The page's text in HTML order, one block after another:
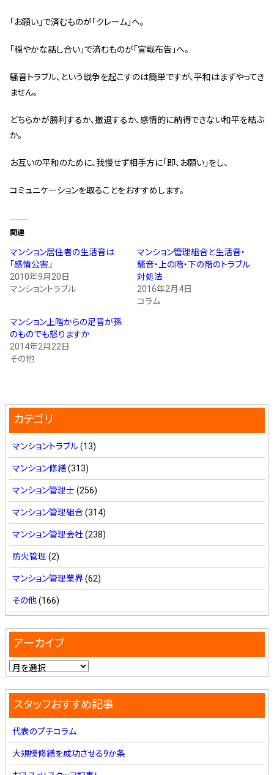
「お願い」で済むものが「クレーム」へ。
「穏やかな話し合い」で済むものが「宣戦布告」へ。
騒音トラブル、という戦争を起こすのは簡単ですが、平和はまずやってき
ません。
どちらかが勝利するか、撤退するか、感情的に納得できない和平を結ぶ
か。
お互いの平和のために、我慢せず相手方に「即、お願い」をし、
コミュニケーションを取ることをおすすめします。
関連
マンション居住者の生活音は
｢感情公害｣
2010年9月20日
マンショントラブル
マンション管理組合と生活音・
騒音・上の階・下の階のトラブル
対処法
2016年2月4日
コラム
マンション上階からの足音が孫
のものでも怒りますか
2014年2月22日
その他
カテゴリ
マンショントラブル(13)
マンション修繕(313)
マンション管理士 (256)
マンション管理組合(314)
マンション管理会社 (238)
防火管理 (2)
マンション管理業界(62)
その他(166)
アーカイブ
スタッフおすすめ記事
代表のプチコラム
大規模修繕を成功させる9か条
コラム